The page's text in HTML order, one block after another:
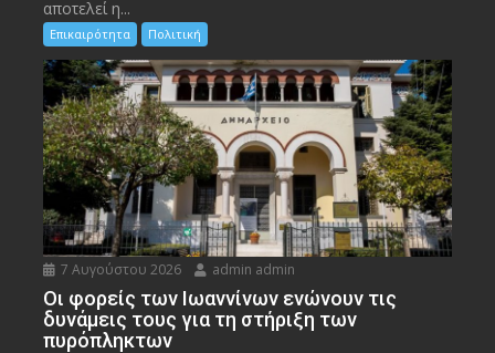
αποτελεί η...
Επικαιρότητα Πολιτική
7 Αυγούστου 2026 admin admin
Οι φορείς των Ιωαννίνων ενώνουν τις
δυνάμεις τους για τη στήριξη των
πυρόπληκτων